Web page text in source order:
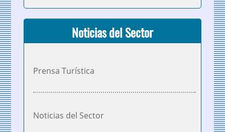
Noticias del Sector
Prensa Turística
Noticias del Sector